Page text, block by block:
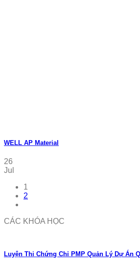
WELL AP Material
26
Jul
1
2
CÁC KHÓA HỌC
Luyện Thi Chứng Chỉ PMP Quản Lý Dự Án